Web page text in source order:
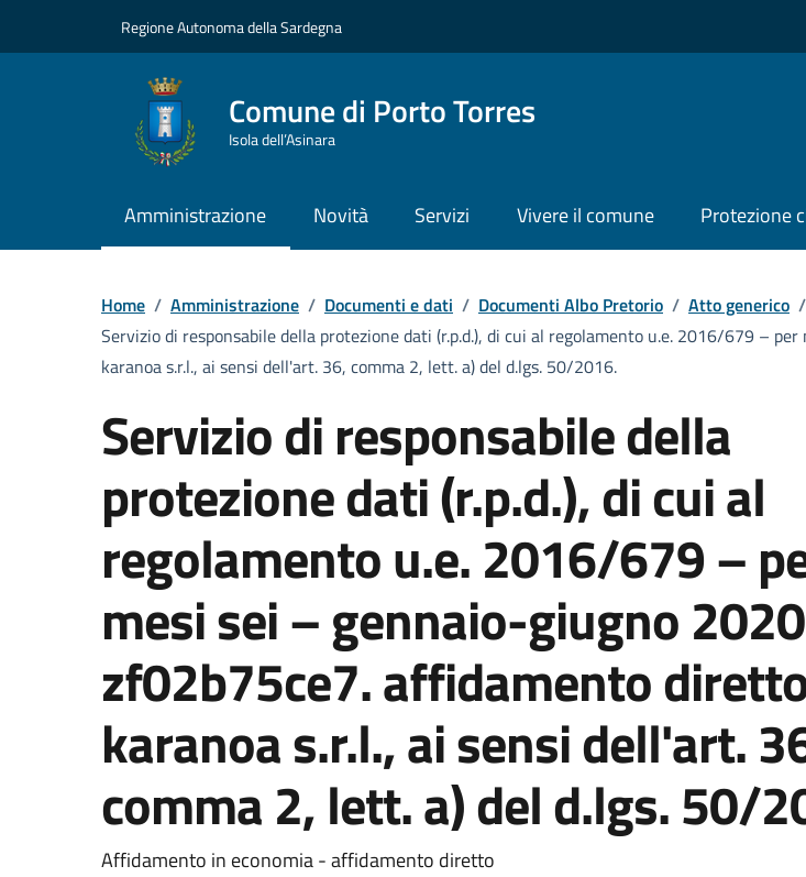
Regione Autonoma della Sardegna
Comune di Porto Torres
Isola dell’Asinara
Amministrazione Novità Servizi Vivere il comune Protezione
Home / Amministrazione / Documenti e dati / Documenti Albo Pretorio / Atto generico /
Servizio di responsabile della protezione dati (r.p.d.), di cui al regolamento u.e. 2016/679 –
karanoa s.r.l., ai sensi dell'art. 36, comma 2, lett. a) del d.lgs. 50/2016.
Servizio di responsabile della
protezione dati (r.p.d.), di cui al
regolamento u.e. 2016/679 –
mesi sei – gennaio-giugno
zf02b75ce7. affidamento
karanoa s.r.l., ai sensi dell'art.
comma 2, lett. a) del d.lgs. 50/
Dettaglio del documento
Affidamento in economia - affidamento diretto